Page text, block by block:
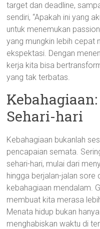
target dan deadline,
sendiri, “Apakah ini yang
untuk menemukan
yang mungkin lebih cepat
ekspektasi. Dengan
kerja kita bisa
yang tak terbatas.
Sehari-hari
Kebahagiaan bukanlah
pencapaian semata.
sehari-hari, mulai dari
hingga berjalan-jalan
kebahagiaan mendalam.
membuat kita merasa
Menata hidup bukan
menghabiskan waktu di